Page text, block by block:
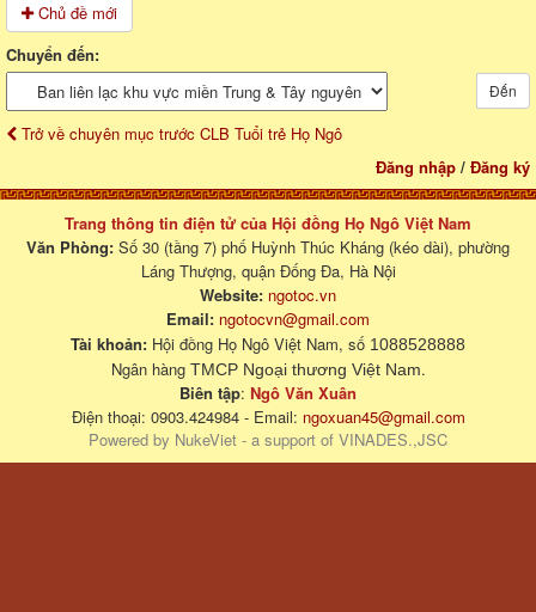
Chủ đề mới
Chuyển đến:
Đến
Trở về chuyên mục trước CLB Tuổi trẻ Họ Ngô
Đăng nhập / Đăng ký
Trang thông tin điện tử của Hội đồng Họ Ngô Việt Nam
Văn Phòng: Số 30 (tầng 7) phố Huỳnh Thúc Kháng (kéo dài), phường
Láng Thượng, quận Đống Đa, Hà Nội
Website: ngotoc.vn
Email: ngotocvn@gmail.com
Tài khoản: Hội đồng Họ Ngô Việt Nam, số 1088528888
Ngân hàng TMCP Ngoại thương Việt Nam.
Biên tập: Ngô Văn Xuân
Điện thoại: 0903.424984 - Email: ngoxuan45@gmail.com
Powered by NukeViet - a support of VINADES.,JSC